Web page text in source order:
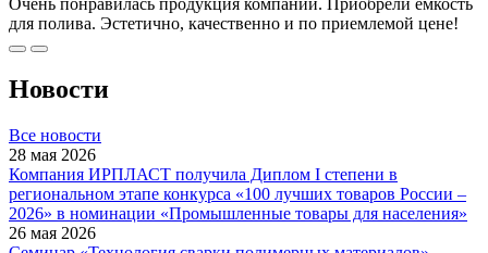
для полива. Эстетично, качественно и по приемлемой цене!
Новости
Все новости
28 мая 2026
Компания ИРПЛАСТ получила Диплом I степени в
региональном этапе конкурса «100 лучших товаров России –
2026» в номинации «Промышленные товары для населения»
26 мая 2026